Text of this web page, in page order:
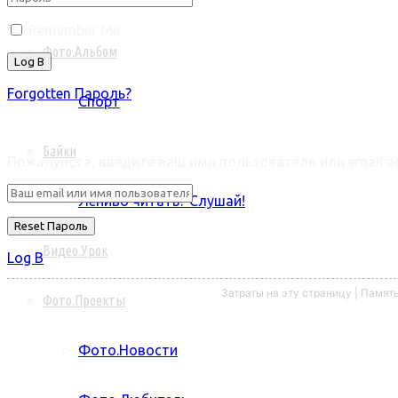
Фото.Альбом
Спорт
Байки
Лениво читать? Слушай!
Видео.Урок
Фото.Проекты
Фото.Новости
Forgotten Пароль?
Пожалуйста, введите ваш имя пользователя или email
Log В
Затраты на эту страницу |